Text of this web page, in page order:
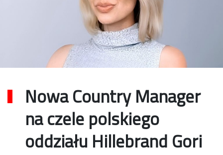
Nowa Country Manager
na czele polskiego
oddziału Hillebrand Gori